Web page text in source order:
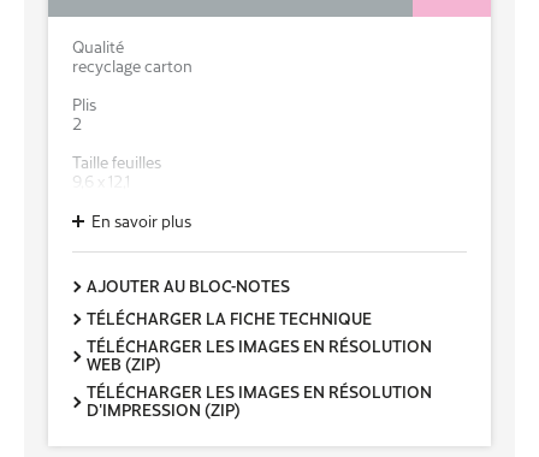
Qualité
recyclage carton
Plis
2
Taille feuilles
9,6 x 12,1
Poids de base g/m2/Couche
Couleur
soft beige
Gaufrage
Gaufre
ø rouleau (cm)
9,9
Diamètre du manchon (cm)
En savoir plus
AJOUTER AU BLOC-NOTES
TÉLÉCHARGER LA FICHE TECHNIQUE
TÉLÉCHARGER LES IMAGES EN RÉSOLUTION
WEB (ZIP)
TÉLÉCHARGER LES IMAGES EN RÉSOLUTION
D'IMPRESSION (ZIP)